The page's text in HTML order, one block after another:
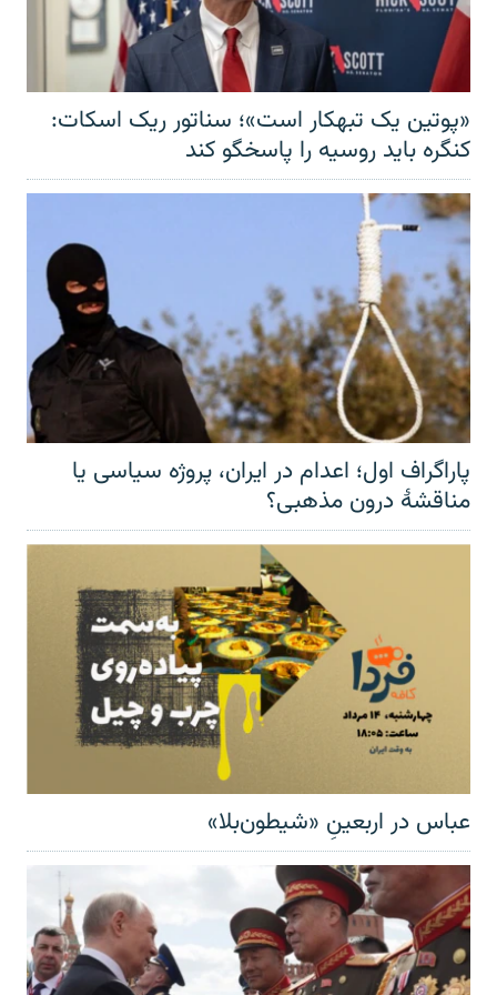
«پوتین یک تبهکار است»؛ سناتور ریک اسکات:
کنگره باید روسیه را پاسخگو کند
پاراگراف اول؛ اعدام در ایران، پروژه سیاسی یا
مناقشهٔ درون مذهبی؟
عباس در اربعینِ «شیطون‌بلا»